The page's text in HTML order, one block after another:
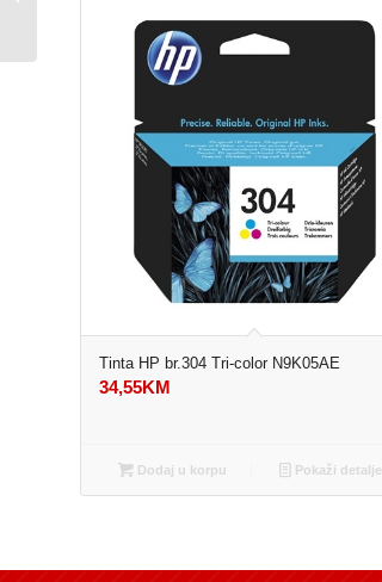
Tinta HP br.304 Tri-color N9K05AE
34,55KM
Dodaj u korpu Pokaži detalje